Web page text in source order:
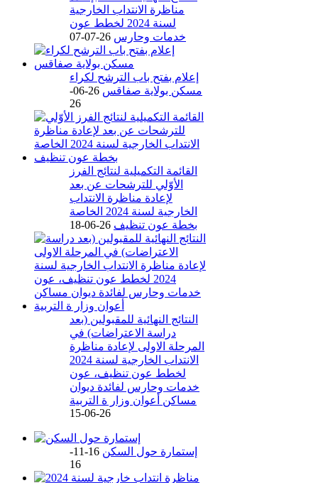
مناظرة الانتداب الخارجية
لسنة 2024 لخطط عون
خدمات وحارس 26-07-07
إعلام بفتح باب الترشح لكراء
مسكن بولاية صفاقس
26-06-
26
القائمة التكميلية لنتائج الفرز
الأوّلي للترشحات عن بعد
لإعادة مناظرة الانتداب
الخارجية لسنة 2024 الخاصة
بخطة عون تنظيف 26-06-18
النتائج النهائية للمقبولين (بعد
دراسة الاعتراضات) في
المرحلة الاولى لإعادة مناظرة
الانتداب الخارجية لسنة 2024
لخطط عون تنظيف، عون
خدمات وحارس لفائدة ديوان
مساكن أعوان وزار ة التربية
26-06-15
إستمارة حول السكن
16-11-
16